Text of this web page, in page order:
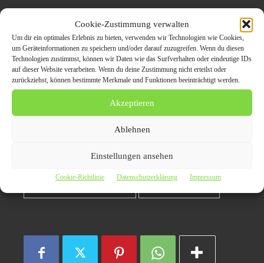
Cookie-Zustimmung verwalten
Um dir ein optimales Erlebnis zu bieten, verwenden wir Technologien wie Cookies,
um Geräteinformationen zu speichern und/oder darauf zuzugreifen. Wenn du diesen
Technologien zustimmst, können wir Daten wie das Surfverhalten oder eindeutige IDs
auf dieser Website verarbeiten. Wenn du deine Zustimmung nicht erteilst oder
zurückziehst, können bestimmte Merkmale und Funktionen beeinträchtigt werden.
Akzeptieren
Ablehnen
Einstellungen ansehen
Cookie-Richtlinie Datenschutzerklärung Impressum
Themen zum Beitrag
Autoankauf Sindelfingen
kauft jeden
Gebrauchtwagen an car-
ankauf.de
Autoankauf in Sindelfingen